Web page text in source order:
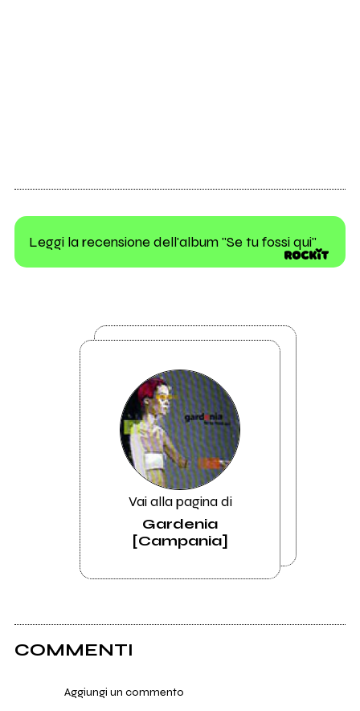
Leggi la recensione dell'album "Se tu fossi qui"
Vai alla pagina di
Gardenia
[Campania]
COMMENTI
Aggiungi un commento